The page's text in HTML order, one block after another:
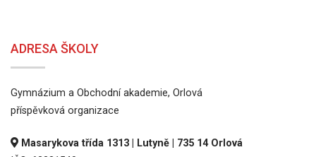
ADRESA ŠKOLY
Gymnázium a Obchodní akademie, Orlová
příspěvková organizace
Masarykova třída 1313 | Lutyně | 735 14 Orlová